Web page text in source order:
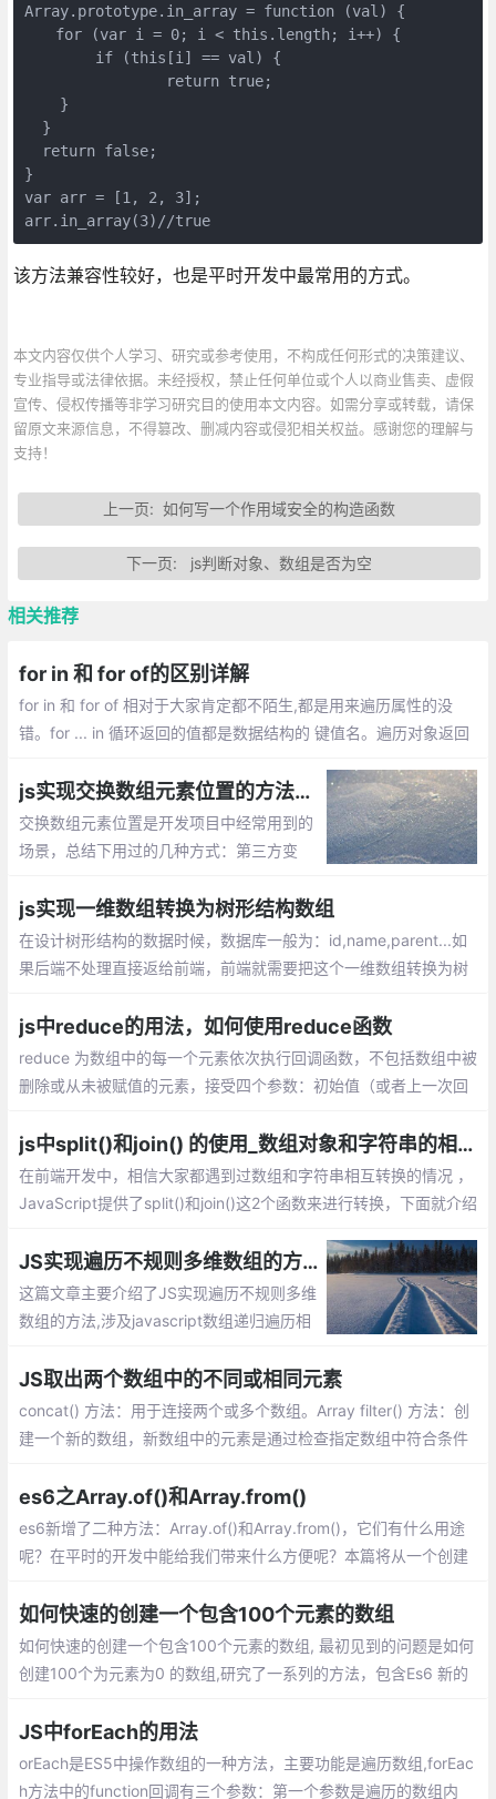
Array.prototype.in_array = function (val) {
for (var i = 0; i < this.length; i++) {
    }
  }
  return false;
}
var arr = [1, 2, 3];
arr.in_array(3)//true
该方法兼容性较好，也是平时开发中最常用的方式。
本文内容仅供个人学习、研究或参考使用，不构成任何形式的决策建议、
专业指导或法律依据。未经授权，禁止任何单位或个人以商业售卖、虚假
宣传、侵权传播等非学习研究目的使用本文内容。如需分享或转载，请保
留原文来源信息，不得篡改、删减内容或侵犯相关权益。感谢您的理解与
支持！
上一页: 如何写一个作用域安全的构造函数
下一页: js判断对象、数组是否为空
相关推荐
for in 和 for of的区别详解
for in 和 for of 相对于大家肯定都不陌生,都是用来遍历属性的没
错。for ... in 循环返回的值都是数据结构的 键值名。遍历对象返回
获取一对键值对中的值,而 for in 获取的是 键名
js实现交换数组元素位置的方法总汇
交换数组元素位置是开发项目中经常用到的
场景，总结下用过的几种方式：第三方变
js实现一维数组转换为树形结构数组
在设计树形结构的数据时候，数据库一般为：id,name,parent...如
果后端不处理直接返给前端，前端就需要把这个一维数组转换为树
构数组。
js中reduce的用法，如何使用reduce函数
reduce 为数组中的每一个元素依次执行回调函数，不包括数组中被
删除或从未被赋值的元素，接受四个参数：初始值（或者上一次回
js中split()和join() 的使用_数组对象和字符串的相互转换
在前端开发中，相信大家都遇到过数组和字符串相互转换的情况 ，
JavaScript提供了split()和join()这2个函数来进行转换，下面就介绍
JS实现遍历不规则多维数组的方法
这篇文章主要介绍了JS实现遍历不规则多维
数组的方法,涉及javascript数组递归遍历相
JS取出两个数组中的不同或相同元素
concat() 方法：用于连接两个或多个数组。Array filter() 方法：创
建一个新的数组，新数组中的元素是通过检查指定数组中符合条件
串中首次出现的位置。
es6之Array.of()和Array.from()
es6新增了二种方法：Array.of()和Array.from()，它们有什么用途
呢？在平时的开发中能给我们带来什么方便呢？本篇将从一个创建
如何快速的创建一个包含100个元素的数组
如何快速的创建一个包含100个元素的数组, 最初见到的问题是如何
创建100个为元素为0 的数组,研究了一系列的方法，包含Es6 新的
JS中forEach的用法
orEach是ES5中操作数组的一种方法，主要功能是遍历数组,forEac
h方法中的function回调有三个参数：第一个参数是遍历的数组内